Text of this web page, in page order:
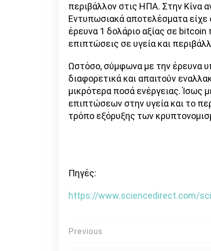
περιβάλλον στις ΗΠΑ. Στην Κίνα
Εντυπωσιακά αποτελέσματα
έρευνα 1 δολάριο αξίας σε
επιπτώσεις σε υγεία και
Ωστόσο, σύμφωνα με την έρευνα
διαφορετικά και απαιτούν
μικρότερα ποσά ενέργειας. Ίσως
επιπτώσεων στην υγεία και το
τρόπο εξόρυξης των
Πηγές:
https://www.sciencedirect.com/
Πλοήγηση
Previous